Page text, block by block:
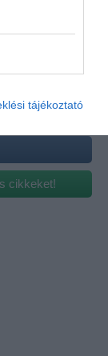
tájékoztató
további
közzé.
cikkeket!